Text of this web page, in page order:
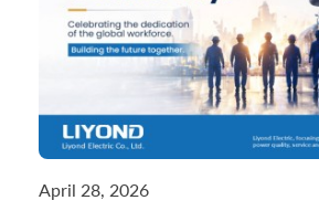
April 28, 2026